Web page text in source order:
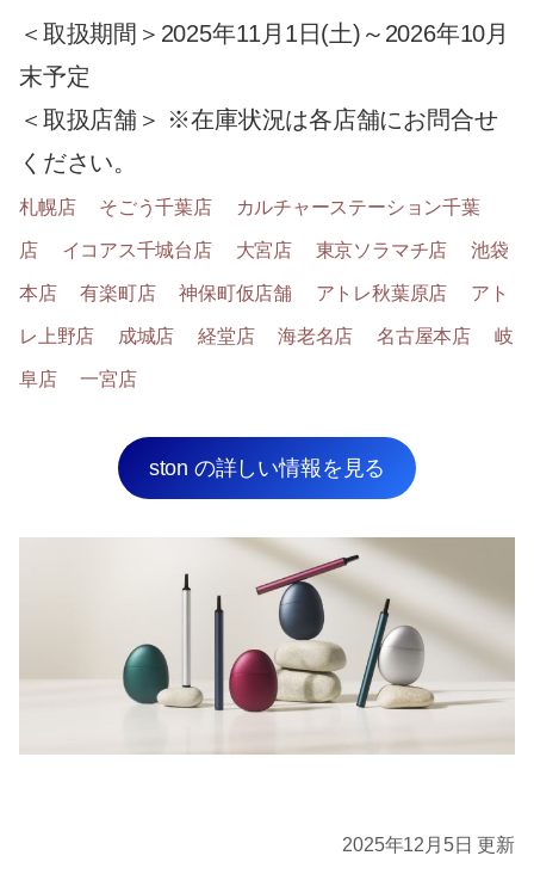
＜取扱期間＞2025年11月1日(土)～2026年10月
末予定
＜取扱店舗＞ ※在庫状況は各店舗にお問合せ
ください。
札幌店 そごう千葉店 カルチャーステーション千葉
店 イコアス千城台店 大宮店 東京ソラマチ店 池袋
本店 有楽町店 神保町仮店舗 アトレ秋葉原店 アト
レ上野店 成城店 経堂店 海老名店 名古屋本店 岐
阜店 一宮店
ston の詳しい情報を見る
2025年12月5日 更新